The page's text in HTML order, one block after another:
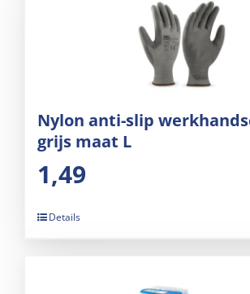
Nylon anti-slip
grijs maat L
1,49
Details